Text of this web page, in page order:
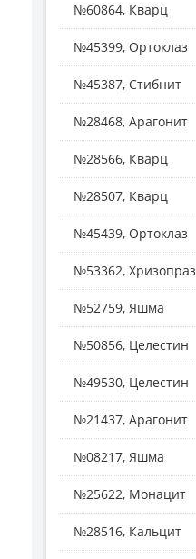
№60864, Кварц
№45399, Ортоклаз
№45387, Стибнит
№28468, Арагонит
№28566, Кварц
№28507, Кварц
№45439, Ортоклаз
№53362, Хризопраз
№52759, Яшма
№50856, Целестин
№49530, Целестин
№21437, Арагонит
№08217, Яшма
№25622, Монацит
№28516, Кальцит